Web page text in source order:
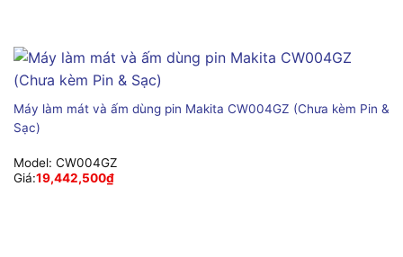
Máy làm mát và ấm dùng pin Makita CW004GZ (Chưa kèm Pin &
Sạc)
Model: CW004GZ
Giá:19,442,500₫